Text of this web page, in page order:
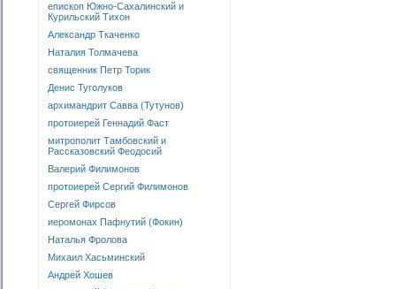
епископ Южно-Сахалинский и
Курильский Тихон
Александр Ткаченко
Наталия Толмачева
священник Петр Торик
Денис Туголуков
архимандрит Савва (Тутунов)
протоиерей Геннадий Фаст
митрополит Тамбовский и
Рассказовский Феодосий
Валерий Филимонов
протоиерей Сергий Филимонов
Сергей Фирсов
иеромонах Пафнутий (Фокин)
Наталья Фролова
Михаил Хасьминский
Андрей Хошев